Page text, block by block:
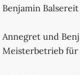
Benjamin
Annegret und
Meisterbetrieb